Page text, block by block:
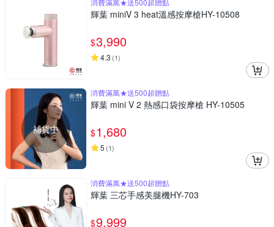
消費滿萬★送500超贈點
輝葉 miniV 3 heat溫感按摩槍HY-10508
$3,990
4.3 (1)
補貨中
消費滿萬★送500超贈點
輝葉 mini V 2 熱感口袋按摩槍 HY-10505
$1,680
5 (1)
消費滿萬★送500超贈點
輝葉 三芯手感美腿機HY-703
$9,999